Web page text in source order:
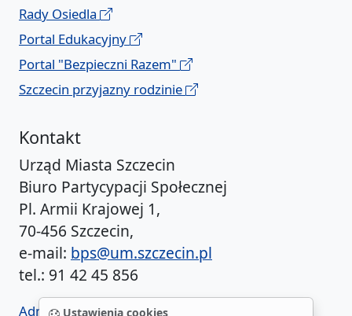
Ustawienia cookies
Rady Osiedla
Portal Edukacyjny
Portal "Bezpieczni Razem"
Szczecin przyjazny rodzinie
Kontakt
Urząd Miasta Szczecin
Biuro Partycypacji Społecznej
Pl. Armii Krajowej 1,
70-456 Szczecin,
e-mail: bps@um.szczecin.pl
tel.: 91 42 45 856
Administrator BIP UM